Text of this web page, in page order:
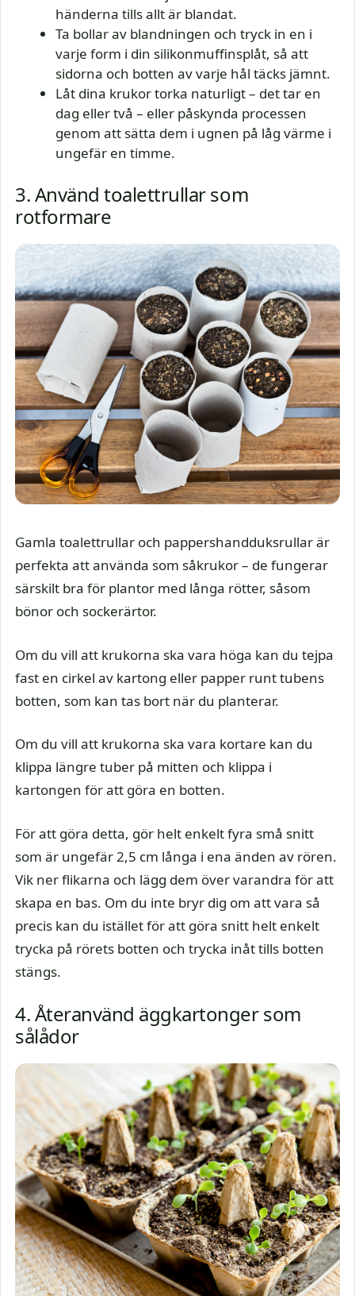
händerna tills allt är blandat.
Ta bollar av blandningen och tryck in en i
varje form i din silikonmuffinsplåt, så att
sidorna och botten av varje hål täcks jämnt.
Låt dina krukor torka naturligt – det tar en
dag eller två – eller påskynda processen
genom att sätta dem i ugnen på låg värme i
ungefär en timme.
3. Använd toalettrullar som
rotformare
Gamla toalettrullar och pappershandduksrullar är
perfekta att använda som såkrukor – de fungerar
särskilt bra för plantor med långa rötter, såsom
bönor och sockerärtor.
Om du vill att krukorna ska vara höga kan du tejpa
fast en cirkel av kartong eller papper runt tubens
botten, som kan tas bort när du planterar.
Om du vill att krukorna ska vara kortare kan du
klippa längre tuber på mitten och klippa i
kartongen för att göra en botten.
För att göra detta, gör helt enkelt fyra små snitt
som är ungefär 2,5 cm långa i ena änden av rören.
Vik ner flikarna och lägg dem över varandra för att
skapa en bas. Om du inte bryr dig om att vara så
precis kan du istället för att göra snitt helt enkelt
trycka på rörets botten och trycka inåt tills botten
stängs.
4. Återanvänd äggkartonger som
sålådor